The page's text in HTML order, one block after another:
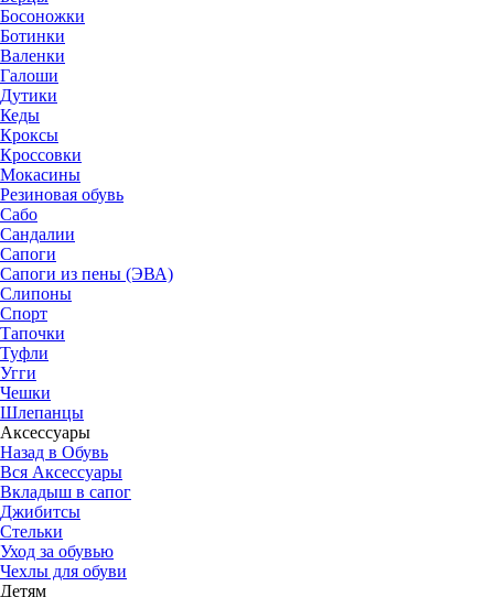
Босоножки
Ботинки
Валенки
Галоши
Дутики
Кеды
Кроксы
Кроссовки
Мокасины
Резиновая обувь
Сабо
Сандалии
Сапоги
Сапоги из пены (ЭВА)
Слипоны
Спорт
Тапочки
Туфли
Угги
Чешки
Шлепанцы
Аксессуары
Назад в Обувь
Вся Аксессуары
Вкладыш в сапог
Джибитсы
Стельки
Уход за обувью
Чехлы для обуви
Детям